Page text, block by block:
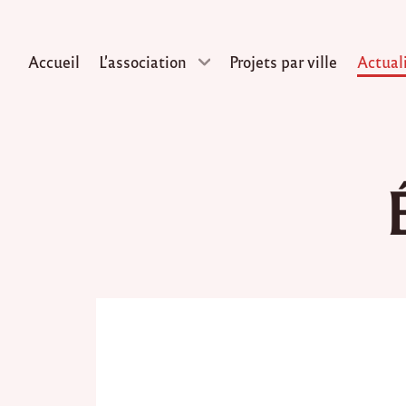
Accueil L’association Projets par ville